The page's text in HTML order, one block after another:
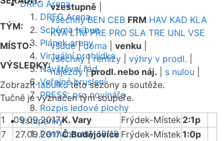
DRFG Arena
DRFG Arena
Schéma tribun
Plánek areny
Virtuální prohlídka
Návštěvní řád
Veřejné bruslení
PRESS: pro novináře
Rozpis ledové plochy
Vstupenky
Permanentky 18/19
vzestupně
TÝM:
všechny BEN CEB FRM HAV KAD KLA
KVA LTM PRE PRO SLA TRE UNL VSE
MÍSTO:
všude|doma venku
VÝSLEDKY:
všechny|remízy výhry v prodl.
nájezdy|prodl. nebo náj. s nulou
Zobrazittabulkutéto sezóny a soutěže.
Tučně je vyznačen tým soupeře.
1 09.09.2017K. Vary Frýdek-Místek 2:1p
7
27.09.2017Č.Budějovice Frýdek-Místek 1:0p